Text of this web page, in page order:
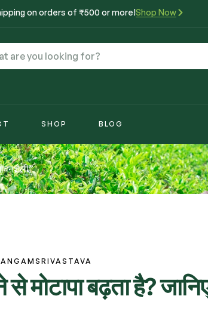
on orders of ₹500 or more!Shop Now
SHOP BLOG
से मोटापा बढ़ता है?